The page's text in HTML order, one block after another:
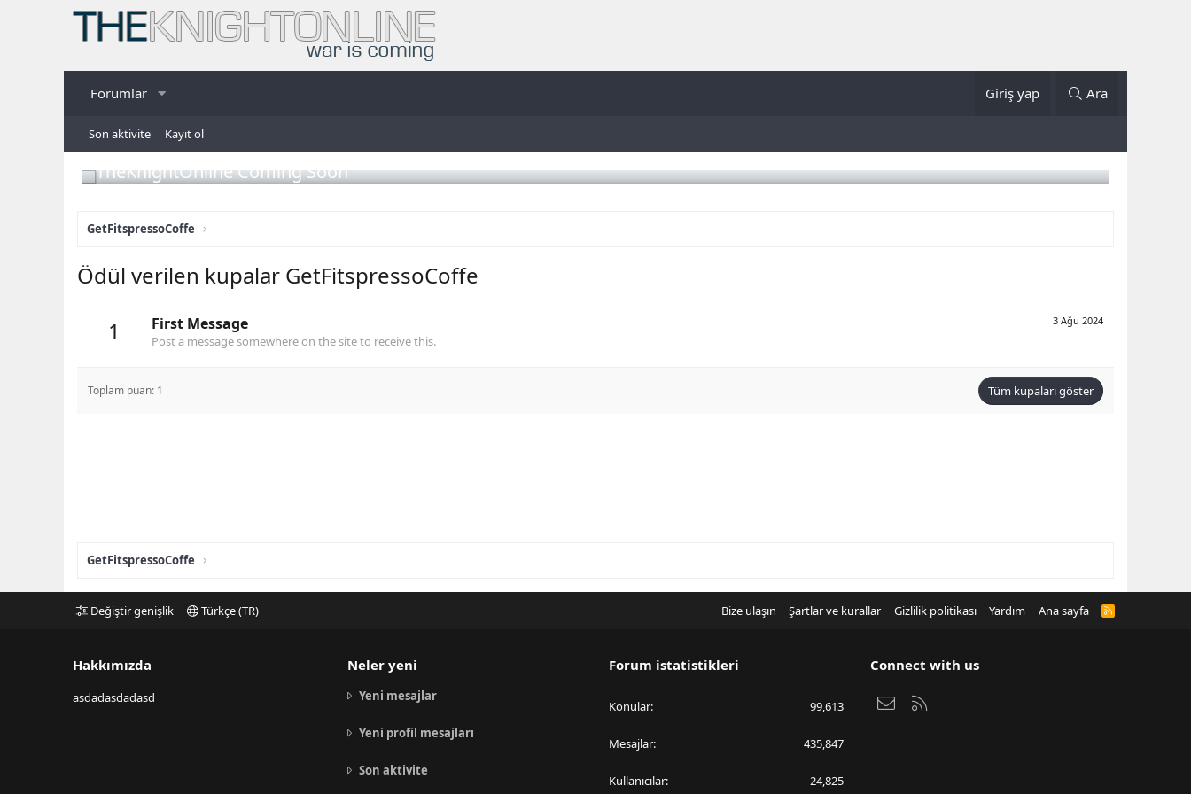
Forumlar Giriş yap Ara
Son aktivite Kayıt ol
TheKnightOnline Coming Soon
GetFitspressoCoffe
Ödül verilen kupalar GetFitspressoCoffe
1
3 Ağu 2024
First Message
Post a message somewhere on the site to receive this.
Toplam puan: 1 Tüm kupaları göster
GetFitspressoCoffe
Değiştir genişlik Türkçe (TR) Bize ulaşın Şartlar ve kurallar Gizlilik politikası Yardım Ana sayfa
R
Hakkımızda
asdadasdadasd
Neler yeni
Yeni mesajlar
Yeni profil mesajları
Son aktivite
Forum istatistikleri
Konular 99,613
Mesajlar 435,847
Kullanıcılar 24,825
Connect with us
Bize ulaşın